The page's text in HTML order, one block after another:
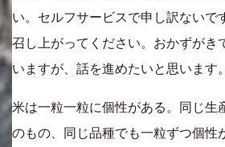
い。セルフサービスで申し訳ないで
召し上がってください。おかずがき
いますが、話を進めたいと思います。
米は一粒一粒に個性がある。同じ生
のもの、同じ品種でも一粒ずつ個性